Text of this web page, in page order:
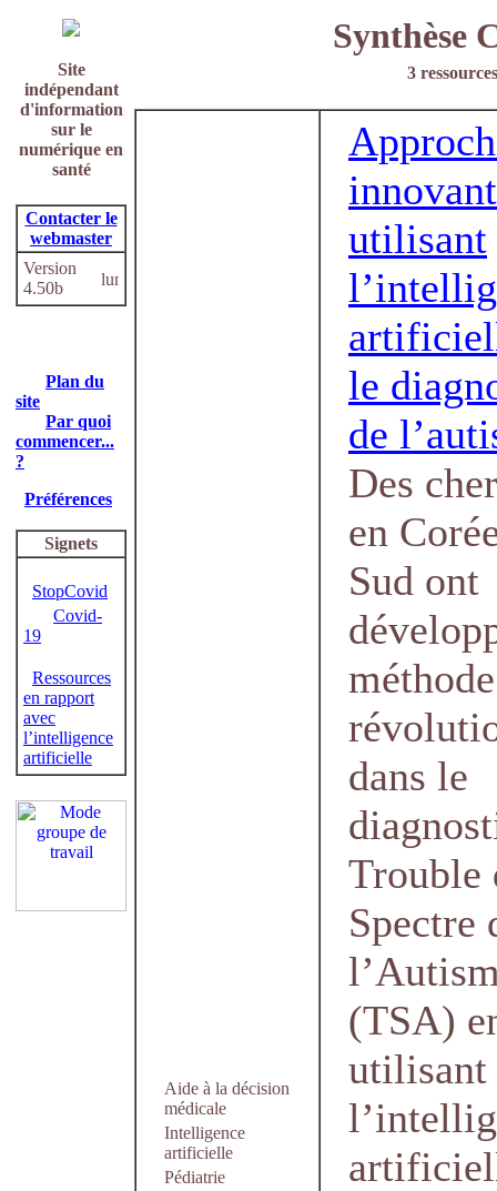
Site
indépendant
d'information
sur le
numérique en
santé
Contacter le
webmaster
Version
4.50b
Plan du
site
Par quoi
commencer...
?
Préférences
Signets
StopCovid
Covid-
19
Ressources
en rapport
avec
l’intelligence
artificielle
Synthèse
3
Aide à la décision
médicale
Intelligence
artificielle
Pédiatrie
utilisant
le
de
Des
en
Sud ont
méthode
dans le
Trouble
Spectre
(TSA)
utilisant